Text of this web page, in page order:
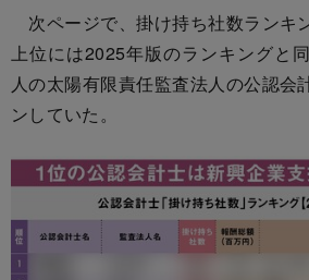
次ページで、掛け持ち社数ランキ
上位には2025年版のランキングと
人の太陽有限責任監査法人の公認会
ンしていた。